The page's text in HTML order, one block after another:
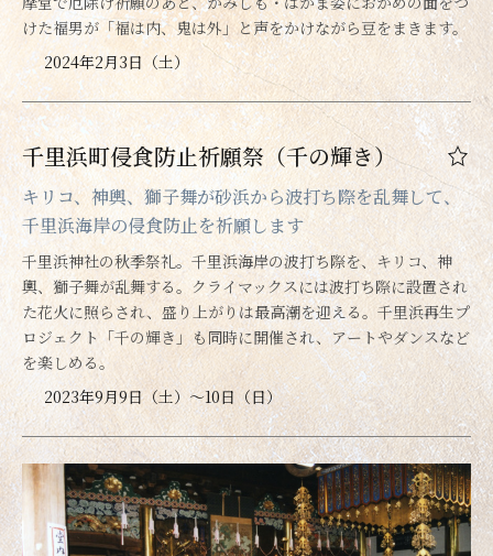
けた福男が「福は内、鬼は外」と声をかけながら豆をまきます。
2024年2月3日（土）
千里浜町侵食防止祈願祭（千の輝き）
キリコ、神輿、獅子舞が砂浜から波打ち際を乱舞して、
千里浜海岸の侵食防止を祈願します
千里浜神社の秋季祭礼。千里浜海岸の波打ち際を、キリコ、神
輿、獅子舞が乱舞する。クライマックスには波打ち際に設置され
た花火に照らされ、盛り上がりは最高潮を迎える。千里浜再生プ
ロジェクト「千の輝き」も同時に開催され、アートやダンスなど
を楽しめる。
2023年9月9日（土）～10日（日）